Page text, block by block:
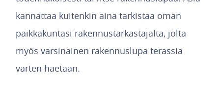
kannattaa kuitenkin aina tarkistaa oman
paikkakuntasi rakennustarkastajalta, jolta
myös varsinainen rakennuslupa terassia
varten haetaan.